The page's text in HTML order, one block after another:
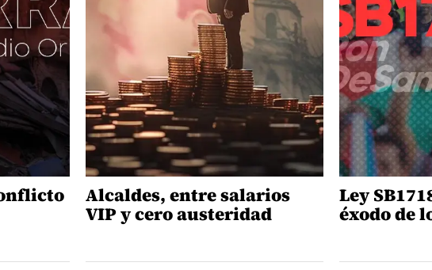
Alcaldes, entre salarios
VIP y cero austeridad
Ley
éxodo de